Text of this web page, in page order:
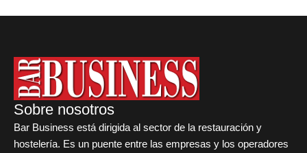
Sobre nosotros
Bar Business está dirigida al sector de la restauración y
hostelería. Es un puente entre las empresas y los operadores